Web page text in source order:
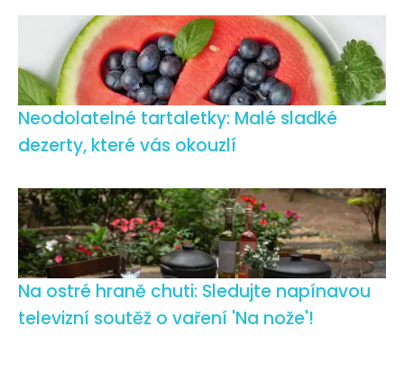
Neodolatelné tartaletky: Malé sladké
dezerty, které vás okouzlí
Na ostré hraně chuti: Sledujte napínavou
televizní soutěž o vaření 'Na nože'!